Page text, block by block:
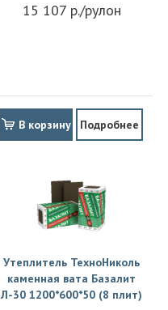
15 107 р./рулон
В корзину Подробнее
Утеплитель ТехноНиколь
каменная вата Базалит
Л-30 1200*600*50 (8 плит)